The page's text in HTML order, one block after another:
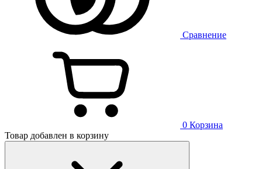
Сравнение
0 Корзина
Товар добавлен в корзину